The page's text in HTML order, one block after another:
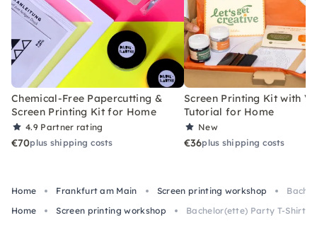
Chemical-Free Papercutting &
Screen Printing Kit for Home
4.9 Partner rating
€70plus shipping costs
Screen Printing Kit with
Tutorial for Home
New
€36plus shipping costs
Home Frankfurt am Main Screen printing workshop
Home
Screen printing workshop Bachelor(ette) Party T-Shirt